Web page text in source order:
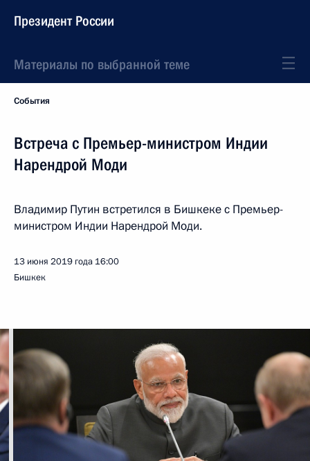
Президент России
Материалы по выбранной теме
События
Встреча с Премьер-министром Индии
Нарендрой Моди
Владимир Путин встретился в Бишкеке с Премьер-
министром Индии Нарендрой Моди.
13 июня 2019 года 16:00
Бишкек